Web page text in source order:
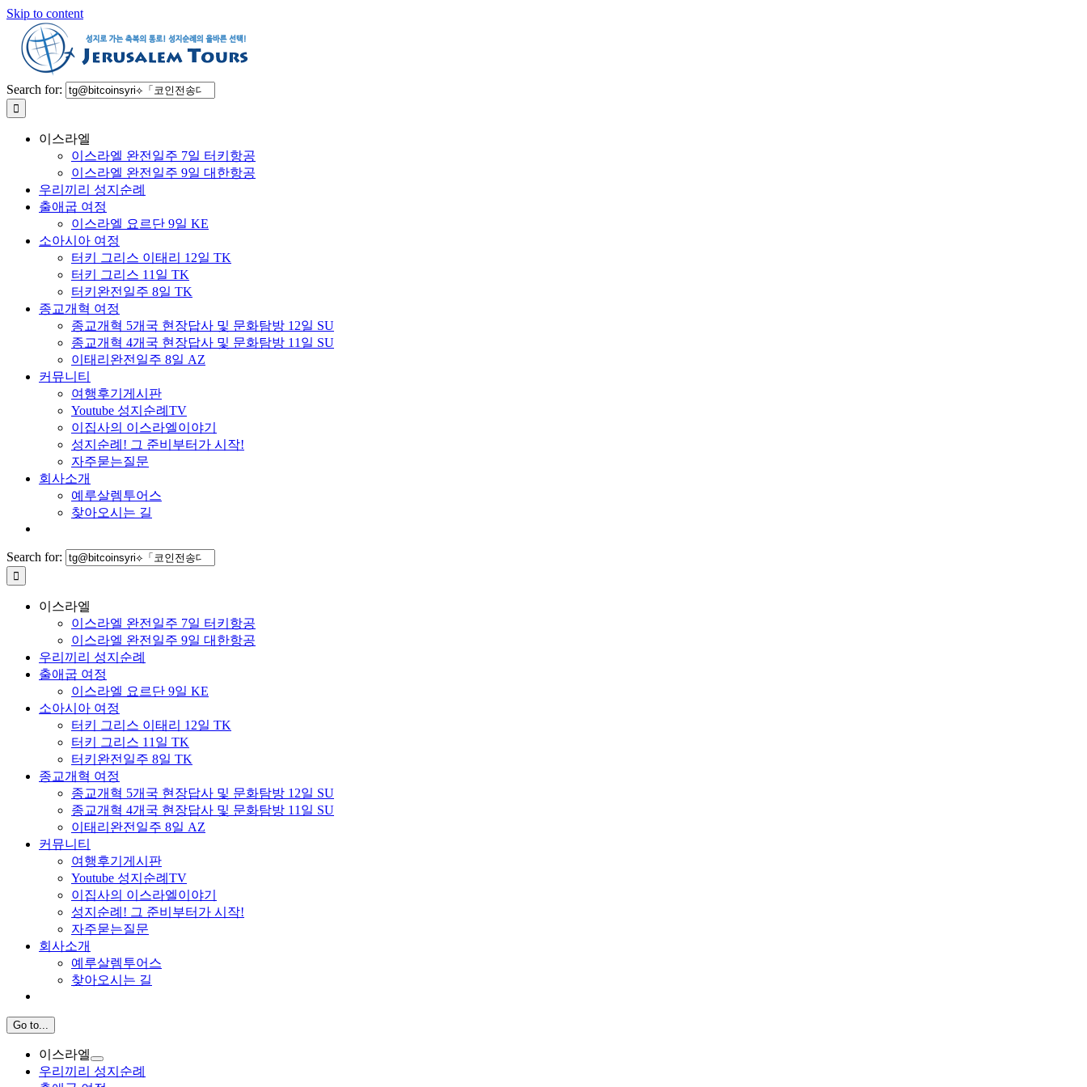
Skip to content
Search for:
이스라엘
이스라엘 완전일주 7일 터키항공
이스라엘 완전일주 9일 대한항공
우리끼리 성지순례
출애굽 여정
이스라엘 요르단 9일 KE
소아시아 여정
터키 그리스 이태리 12일 TK
터키 그리스 11일 TK
터키완전일주 8일 TK
종교개혁 여정
종교개혁 5개국 현장답사 및 문화탐방 12일 SU
종교개혁 4개국 현장답사 및 문화탐방 11일 SU
이태리완전일주 8일 AZ
커뮤니티
여행후기게시판
Youtube 성지순례TV
이집사의 이스라엘이야기
성지순례! 그 준비부터가 시작!
자주묻는질문
회사소개
예루살렘투어스
찾아오시는 길
Search for:
이스라엘
이스라엘 완전일주 7일 터키항공
이스라엘 완전일주 9일 대한항공
우리끼리 성지순례
출애굽 여정
이스라엘 요르단 9일 KE
소아시아 여정
터키 그리스 이태리 12일 TK
터키 그리스 11일 TK
터키완전일주 8일 TK
종교개혁 여정
종교개혁 5개국 현장답사 및 문화탐방 12일 SU
종교개혁 4개국 현장답사 및 문화탐방 11일 SU
이태리완전일주 8일 AZ
커뮤니티
여행후기게시판
Youtube 성지순례TV
이집사의 이스라엘이야기
성지순례! 그 준비부터가 시작!
자주묻는질문
회사소개
예루살렘투어스
찾아오시는 길
Go to...
이스라엘
우리끼리 성지순례